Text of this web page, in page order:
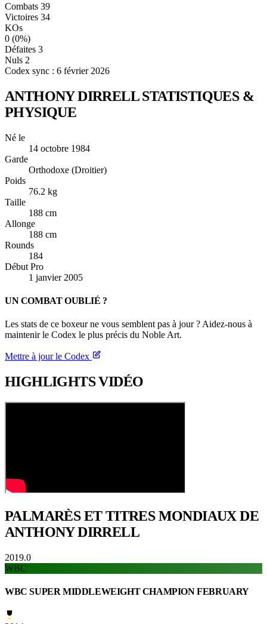
Combats 39
Victoires 34
KOs
0 (0%)
Défaites 3
Nuls 2
Codex sync : 6 février 2026
ANTHONY DIRRELLSTATISTIQUES &
PHYSIQUE
Né le
14 octobre 1984
Garde
Orthodoxe (Droitier)
Poids
76.2 kg
Taille
188 cm
Allonge
188 cm
Rounds
184
Début Pro
1 janvier 2005
UN COMBAT OUBLIÉ ?
Les stats de ce boxeur ne vous semblent pas à jour ? Aidez-nous à
maintenir le Codex le plus précis du Noble Art.
Mettre à jour le Codex
HIGHLIGHTSVIDÉO
PALMARÈS ET TITRESMONDIAUX DE
ANTHONY DIRRELL
2019.0
WBC
WBC SUPER MIDDLEWEIGHT CHAMPION FEBRUARY